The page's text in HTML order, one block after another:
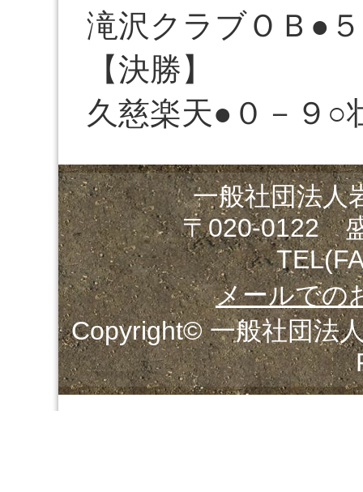
滝沢クラブＯＢ●
【決勝】
久慈楽天●０－９○
一般社団法人
〒020-0122
メールでの
Copyright© 一般社団法